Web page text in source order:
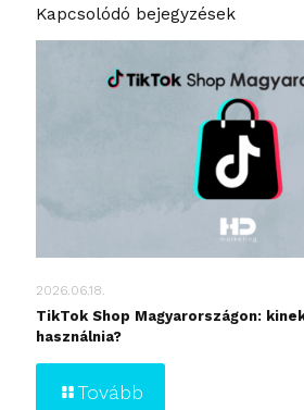
Kapcsolódó bejegyzések
2026.06.18.
TikTok Shop Magyarországon:
használnia?
Tovább